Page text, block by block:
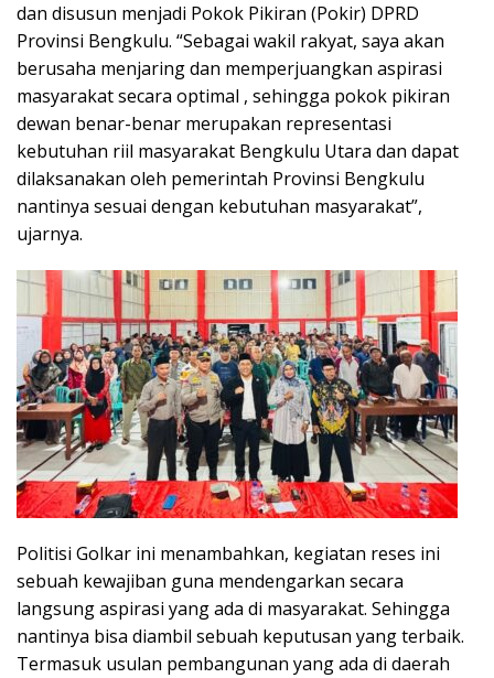
dan disusun menjadi Pokok Pikiran (Pokir) DPRD
Provinsi Bengkulu. “Sebagai wakil rakyat, saya akan
berusaha menjaring dan memperjuangkan aspirasi
masyarakat secara optimal , sehingga pokok pikiran
dewan benar-benar merupakan representasi
kebutuhan riil masyarakat Bengkulu Utara dan dapat
dilaksanakan oleh pemerintah Provinsi Bengkulu
nantinya sesuai dengan kebutuhan masyarakat”,
ujarnya.
Politisi Golkar ini menambahkan, kegiatan reses ini
sebuah kewajiban guna mendengarkan secara
langsung aspirasi yang ada di masyarakat. Sehingga
nantinya bisa diambil sebuah keputusan yang terbaik.
Termasuk usulan pembangunan yang ada di daerah